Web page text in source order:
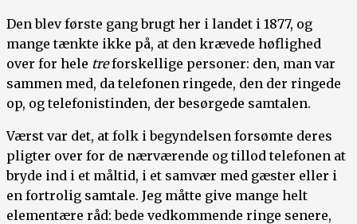
Den blev første gang brugt her i landet i 1877, og
mange tænkte ikke på, at den krævede høflighed
over for hele treforskellige personer: den, man var
sammen med, da telefonen ringede, den der ringede
op, og telefonistinden, der besørgede samtalen.
Værst var det, at folk i begyndelsen forsømte deres
pligter over for de nærværende og tillod telefonen at
bryde ind i et måltid, i et samvær med gæster eller i
en fortrolig samtale. Jeg måtte give mange helt
elementære råd: bede vedkommende ringe senere,